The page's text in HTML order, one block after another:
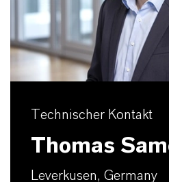
Technischer Kontakt
Thomas
Leverkusen, Germany